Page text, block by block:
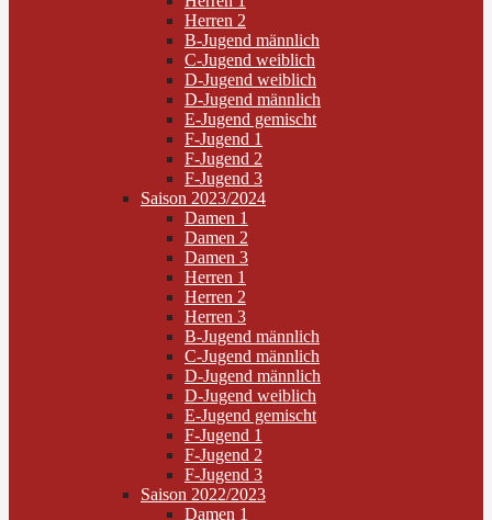
Herren 2
B-Jugend männlich
C-Jugend weiblich
D-Jugend weiblich
D-Jugend männlich
E-Jugend gemischt
F-Jugend 1
F-Jugend 2
F-Jugend 3
Saison 2023/2024
Damen 1
Damen 2
Damen 3
Herren 1
Herren 2
Herren 3
B-Jugend männlich
C-Jugend männlich
D-Jugend männlich
D-Jugend weiblich
E-Jugend gemischt
F-Jugend 1
F-Jugend 2
F-Jugend 3
Saison 2022/2023
Damen 1